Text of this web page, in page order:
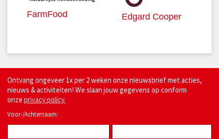
FarmFood Edgard Cooper
Ontvang ongeveer 1x per 2 weken onze nieuwsbrief met acties,
nieuws & activiteiten! We slaan jouw gegevens op conform
onze privacy policy.
Voor-/Achternaam: